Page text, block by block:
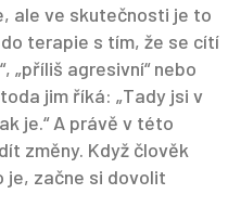
ale ve skutečnosti je to
terapie s tím, že se cítí
„příliš agresivní“ nebo
jim říká: „Tady jsi v
je.“ A právě v této
změny. Když člověk
začne si dovolit